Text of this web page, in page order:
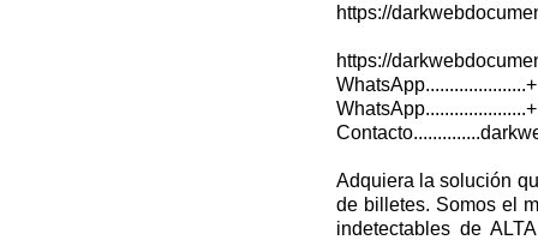
https://
https://
Adquiera la solución
de billetes. Somos el
indetectables de